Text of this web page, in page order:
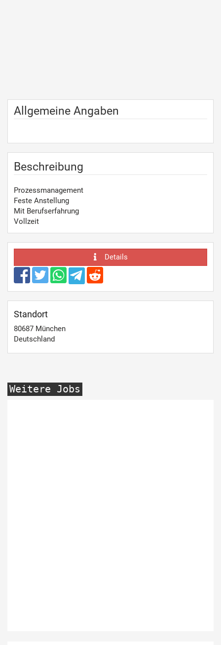
Allgemeine Angaben
Beschreibung
Prozessmanagement
Feste Anstellung
Mit Berufserfahrung
Vollzeit
Details
Standort
80687 München
Deutschland
Weitere Jobs